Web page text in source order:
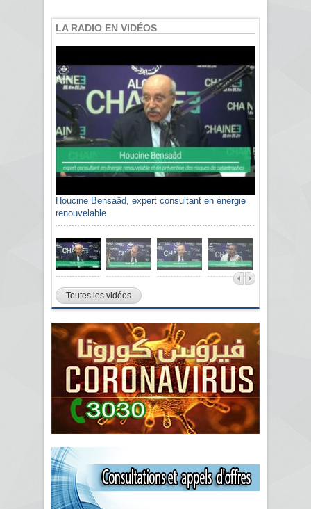
LA RADIO EN VIDÉOS
Houcine Bensaâd, expert consultant en énergie
renouvelable
Toutes les vidéos